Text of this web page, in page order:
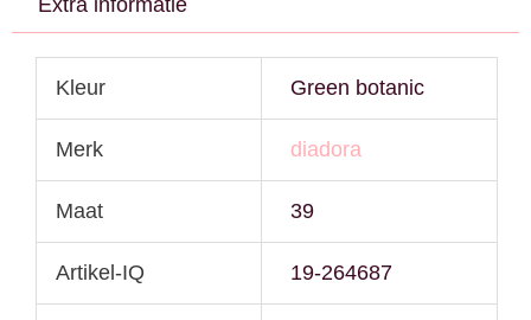
Extra informatie
Kleur Green botanic
Merk diadora
Maat 39
Artikel-IQ 19-264687